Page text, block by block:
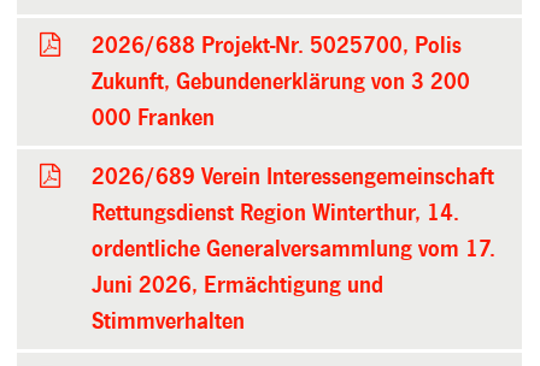
2026/688 Projekt-Nr. 5025700, Polis
Zukunft, Gebundenerklärung von 3 200
000 Franken
2026/689 Verein Interessengemeinschaft
Rettungsdienst Region Winterthur, 14.
ordentliche Generalversammlung vom 17.
Juni 2026, Ermächtigung und
Stimmverhalten